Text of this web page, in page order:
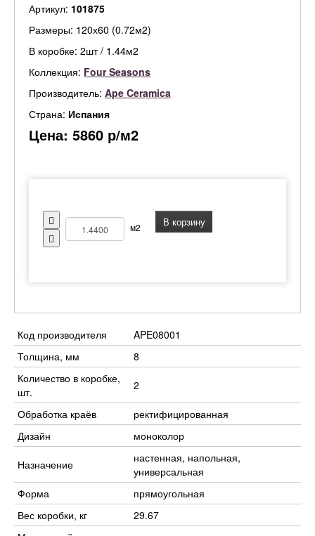
Артикул: 101875
Размеры: 120х60 (0.72м2)
В коробке: 2шт / 1.44м2
Коллекция: Four Seasons
Производитель: Ape Ceramica
Страна: Испания
Цена: 5860 р/м2
м2 В корзину
Код производителя
APE08001
Толщина, мм
8
Количество в коробке,
шт.
2
Обработка краёв
ректифицированная
Дизайн
моноколор
Назначение
настенная, напольная,
универсальная
Форма
прямоугольная
Вес коробки, кг
29.67